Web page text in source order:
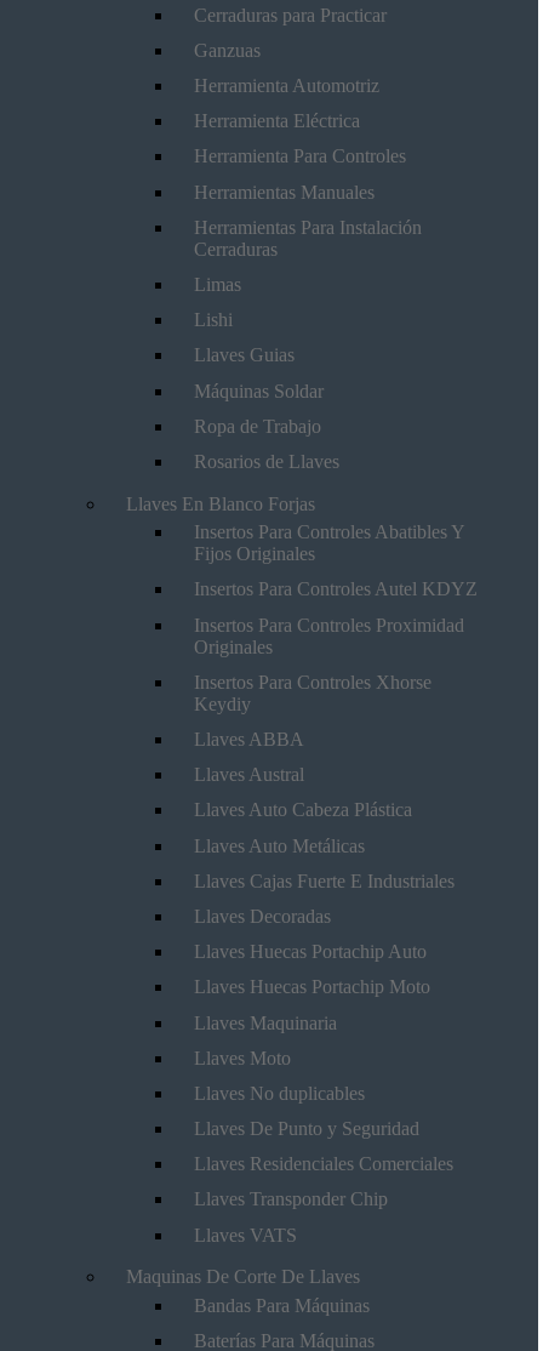
Cerraduras para Practicar
Ganzuas
Herramienta Automotriz
Herramienta Eléctrica
Herramienta Para Controles
Herramientas Manuales
Herramientas Para Instalación
Cerraduras
Limas
Lishi
Llaves Guias
Máquinas Soldar
Ropa de Trabajo
Rosarios de Llaves
Llaves En Blanco Forjas
Insertos Para Controles Abatibles Y
Fijos Originales
Insertos Para Controles Autel KDYZ
Insertos Para Controles Proximidad
Originales
Insertos Para Controles Xhorse
Keydiy
Llaves ABBA
Llaves Austral
Llaves Auto Cabeza Plástica
Llaves Auto Metálicas
Llaves Cajas Fuerte E Industriales
Llaves Decoradas
Llaves Huecas Portachip Auto
Llaves Huecas Portachip Moto
Llaves Maquinaria
Llaves Moto
Llaves No duplicables
Llaves De Punto y Seguridad
Llaves Residenciales Comerciales
Llaves Transponder Chip
Llaves VATS
Maquinas De Corte De Llaves
Bandas Para Máquinas
Baterías Para Máquinas